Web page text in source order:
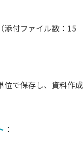
添付ファイル数：15
位で保存し、資料作成
：